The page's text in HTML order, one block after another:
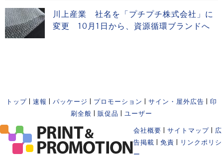
川上産業 社名を「プチプチ株式会社」に
変更 10月1日から、資源循環ブランドへ
トップ 速報 パッケージ プロモーション サイン・屋外広告
印
刷全般
販促品 ユーザー
会社概要 サイトマップ
広
告掲載
免責
リンクポリシ
ー